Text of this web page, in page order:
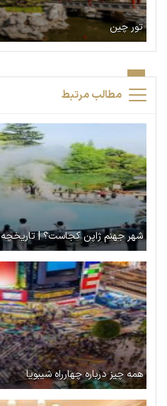
تور چین
مطالب مرتبط
شهر جهنم ژاپن کجاست؟ |
همه چیز درباره چهارراه شیبویا